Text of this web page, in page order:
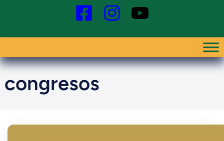
congresos